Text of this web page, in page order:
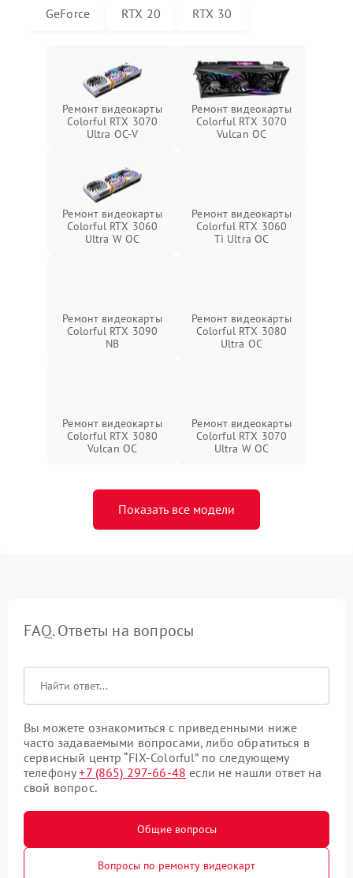
GeForce RTX 20 RTX 30
Ремонт видеокарты
Colorful RTX 3070
Ultra OC-V
Ремонт видеокарты
Colorful RTX 3070
Vulcan OC
Ремонт видеокарты
Colorful RTX 3060
Ultra W OC
Ремонт видеокарты
Colorful RTX 3060
Ti Ultra OC
Ремонт видеокарты
Colorful RTX 3090
NB
Ремонт видеокарты
Colorful RTX 3080
Ultra OC
Ремонт видеокарты
Colorful RTX 3080
Vulcan OC
Ремонт видеокарты
Colorful RTX 3070
Ultra W OC
Показать все модели
FAQ. Ответы на вопросы
Вы можете ознакомиться с приведенными ниже
часто задаваемыми вопросами, либо обратиться в
сервисный центр “FIX-Colorful” по следующему
телефону+7 (865) 297-66-48 если не нашли ответ на
свой вопрос.
Общие вопросы
Вопросы по ремонту видеокарт